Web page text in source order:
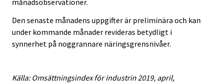
månadsobservationer.
Den senaste månadens uppgifter är preliminära och kan
under kommande månader revideras betydligt i
synnerhet på noggrannare näringsgrensnivåer.
Källa: Omsättningsindex för industrin 2019, april,